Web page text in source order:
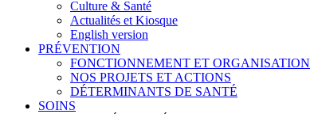
Culture & Santé
Actualités et Kiosque
English version
PRÉVENTION
FONCTIONNEMENT ET ORGANISATION
NOS PROJETS ET ACTIONS
DÉTERMINANTS DE SANTÉ
SOINS